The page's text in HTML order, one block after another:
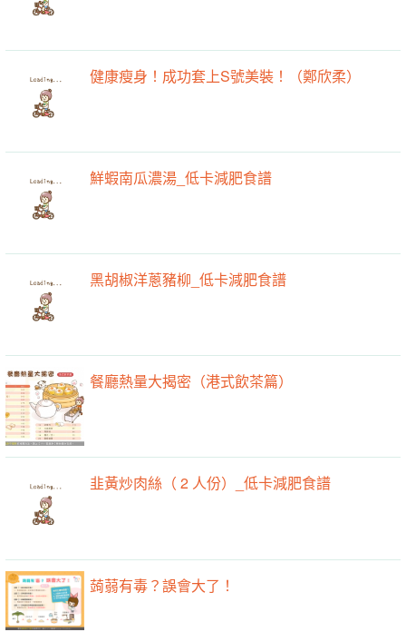
健康瘦身！成功套上S號美裝！（鄭欣柔）
鮮蝦南瓜濃湯_低卡減肥食譜
黑胡椒洋蔥豬柳_低卡減肥食譜
餐廳熱量大揭密（港式飲茶篇）
韭黃炒肉絲（ 2 人份）_低卡減肥食譜
蒟蒻有毒？誤會大了！